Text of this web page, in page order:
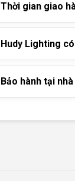
Thời gian giao
Hudy Lighting
Bảo hành tại